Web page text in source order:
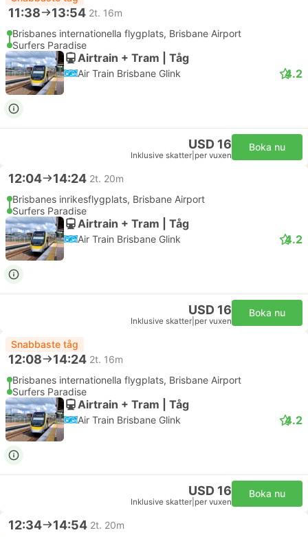
11:38 13:54 2t. 16m
Brisbanes internationella flygplats, Brisbane Airport
Surfers Paradise
Airtrain + Tram | Tåg
Air Train Brisbane Glink 4.2
USD 16
Inklusive skatter per vuxen
Boka nu
12:04 14:24 2t. 20m
Brisbanes inrikesflygplats, Brisbane Airport
Surfers Paradise
Airtrain + Tram | Tåg
Air Train Brisbane Glink 4.2
USD 16
Inklusive skatter per vuxen
Boka nu
Snabbaste tåg
12:08 14:24 2t. 16m
Brisbanes internationella flygplats, Brisbane Airport
Surfers Paradise
Airtrain + Tram | Tåg
Air Train Brisbane Glink 4.2
USD 16
Inklusive skatter per vuxen
Boka nu
12:34 14:54 2t. 20m